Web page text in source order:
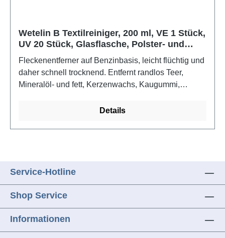
Wetelin B Textilreiniger, 200 ml, VE 1 Stück,
UV 20 Stück, Glasflasche, Polster- und
Teppichreiniger
Fleckenentferner auf Benzinbasis, leicht flüchtig und
daher schnell trocknend. Entfernt randlos Teer,
Mineralöl- und fett, Kerzenwachs, Kaugummi,
Selbstklebeetiketten und Klebebändern aus
Details
Service-Hotline
Shop Service
Informationen